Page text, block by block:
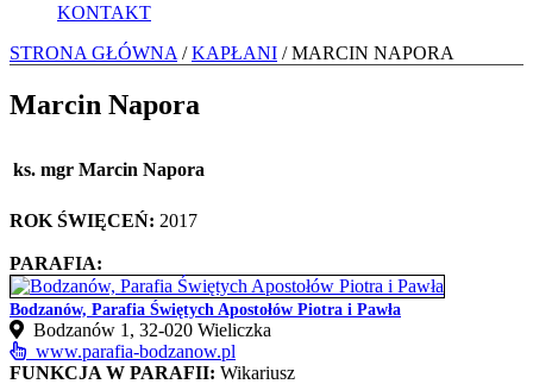
KONTAKT
STRONA GŁÓWNA /KAPŁANI / MARCIN NAPORA
Marcin Napora
ks. mgr Marcin Napora
ROK ŚWIĘCEŃ: 2017
PARAFIA:
Bodzanów, Parafia Świętych Apostołów Piotra i Pawła
Bodzanów 1, 32-020 Wieliczka
www.parafia-bodzanow.pl
FUNKCJA W PARAFII: Wikariusz